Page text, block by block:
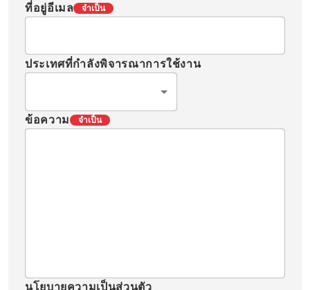
ที่อยู่อีเมล จำเป็น
ประเทศที่กำลังพิจารณาการใช้งาน
ข้อความ จำเป็น
นโยบายความเป็นส่วนตัว